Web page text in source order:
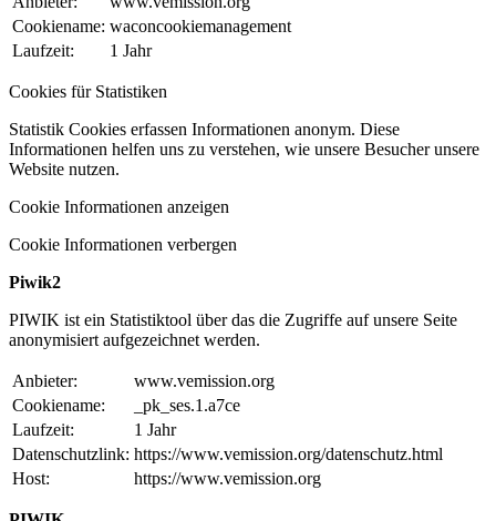
Cookiename: waconcookiemanagement
Laufzeit:
1 Jahr
Cookies für Statistiken
Statistik Cookies erfassen Informationen anonym. Diese
Informationen helfen uns zu verstehen, wie unsere Besucher unsere
Website nutzen.
Cookie Informationen anzeigen
Cookie Informationen verbergen
Piwik2
PIWIK ist ein Statistiktool über das die Zugriffe auf unsere Seite
anonymisiert aufgezeichnet werden.
Anbieter:
www.vemission.org
Cookiename:
_pk_ses.1.a7ce
Laufzeit:
1 Jahr
Datenschutzlink: https://www.vemission.org/datenschutz.html
Host:
https://www.vemission.org